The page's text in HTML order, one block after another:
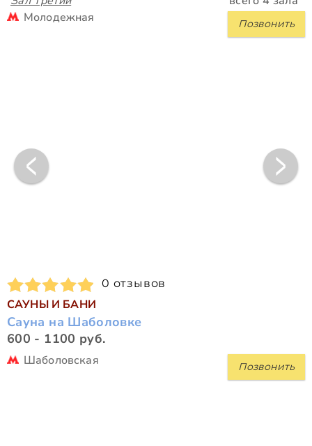
Позвонить
Молодежная
0 отзывов
САУНЫ И БАНИ
Сауна на Шаболовке
600 - 1100 руб.
Позвонить
Шаболовская